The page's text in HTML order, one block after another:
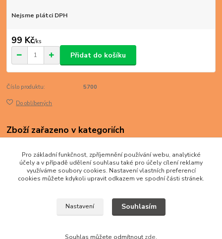
Nejsme plátci DPH
99 Kč/ks
Přidat do košíku
Číslo produktu: 5700
Do oblíbených
Zboží zařazeno v kategoriích
Srbsko
Pro základní funkčnost, zpříjemnění používání webu, analytické
účely a v případě udělení souhlasu také pro účely cílení reklamy
využíváme soubory cookies. Nastavení vlastních preferencí
cookies můžete kdykoli upravit odkazem ve spodní části stránek.
Nastavení Souhlasím
Souhlas můžete odmítnout zde.